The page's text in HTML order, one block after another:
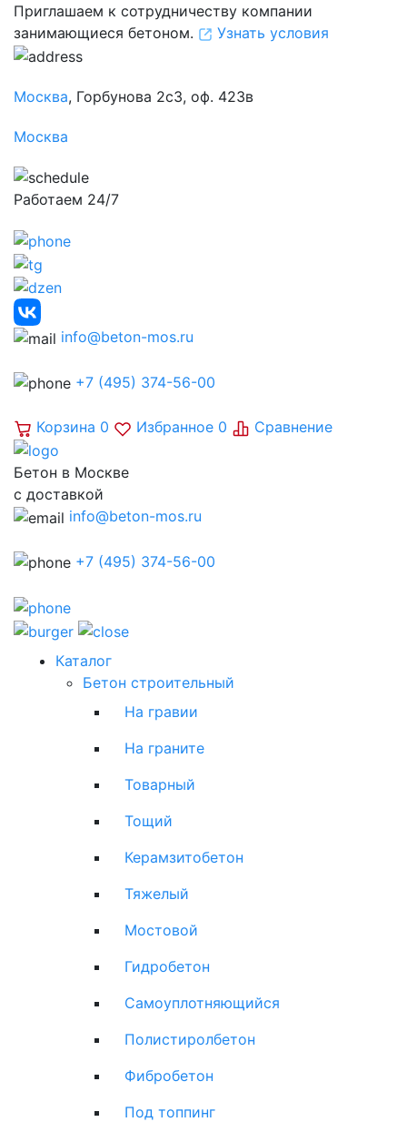
Приглашаем к сотрудничеству компании
занимающиеся бетоном.
Узнать условия
Москва, Горбунова 2с3, оф. 423в
Москва
Работаем 24/7
info@beton-mos.ru
+7 (495) 374-56-00
Корзина 0 Избранное 0 Сравнение
Бетон в Москве
с доставкой
info@beton-mos.ru
+7 (495) 374-56-00
Каталог
Бетон строительный
На гравии
На граните
Товарный
Тощий
Керамзитобетон
Тяжелый
Мостовой
Гидробетон
Самоуплотняющийся
Полистиролбетон
Фибробетон
Под топпинг